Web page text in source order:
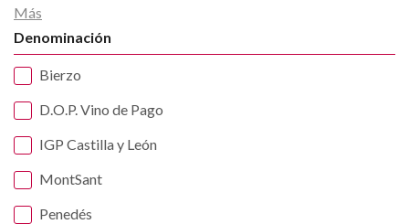
Más
Denominación
Bierzo
D.O.P. Vino de Pago
IGP Castilla y León
MontSant
Penedés